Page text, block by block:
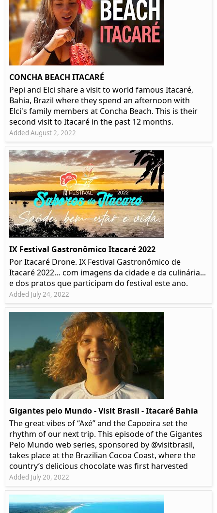
CONCHA BEACH ITACARÉ
Pepi and Elci share a visit to world famous Itacaré,
Bahia, Brazil where they spend an afternoon with
Elci's family members at Concha Beach. This is their
second visit to Itacaré in the past 12 months.
Added August 2, 2022
IX Festival Gastronômico Itacaré 2022
Por Itacaré Drone. IX Festival Gastronômico de
Itacaré 2022… com imagens da cidade e da culinária...
e dos pratos que participam do festival este ano.
Added July 24, 2022
Gigantes pelo Mundo - Visit Brasil - Itacaré Bahia
The great vibes of “Axé” and the Capoeira set the
rhythm of our next trip. This episode of the Gigantes
Pelo Mundo web series, sponsored by @visitbrasil,
takes place at the Brazilian Cocoa Coast, where the
country’s delicious chocolate was first harvested
Added July 20, 2022